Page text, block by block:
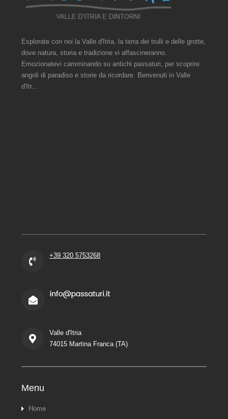
Esplorate con noi la Valle d'Itria, la terra dei trulli e delle grotte,
dove natura, storia e tradizione vi affascineranno.
Emozionatevi camminando su antichi passaturi, per scoprire
angoli di paradiso e storie da ricordare. Benvenuti in Valle
d'Itr...
+39 320 5753268
Valle d'Itria
74015 Martina Franca (TA)
Menu
Home